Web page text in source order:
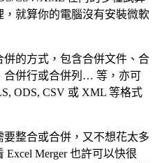
就算你的電腦沒有安裝微軟
的方式，包含合併文件、合
合併行或合併列… 等，亦可
ODS, CSV 或 XML 等格式
整合或合併，又不想花太多
Merger 也許可以快很